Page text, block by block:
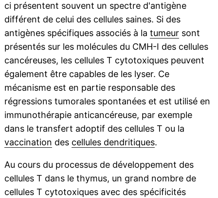
ci présentent souvent un spectre d'antigène
différent de celui des cellules saines. Si des
antigènes spécifiques associés à la tumeursont
présentés sur les molécules du CMH-I des cellules
cancéreuses, les cellules T cytotoxiques peuvent
également être capables de les lyser. Ce
mécanisme est en partie responsable des
régressions tumorales spontanées et est utilisé en
immunothérapie anticancéreuse, par exemple
dans le transfert adoptif des cellules T ou la
vaccination des cellules dendritiques.
Au cours du processus de développement des
cellules T dans le thymus, un grand nombre de
cellules T cytotoxiques avec des spécificités